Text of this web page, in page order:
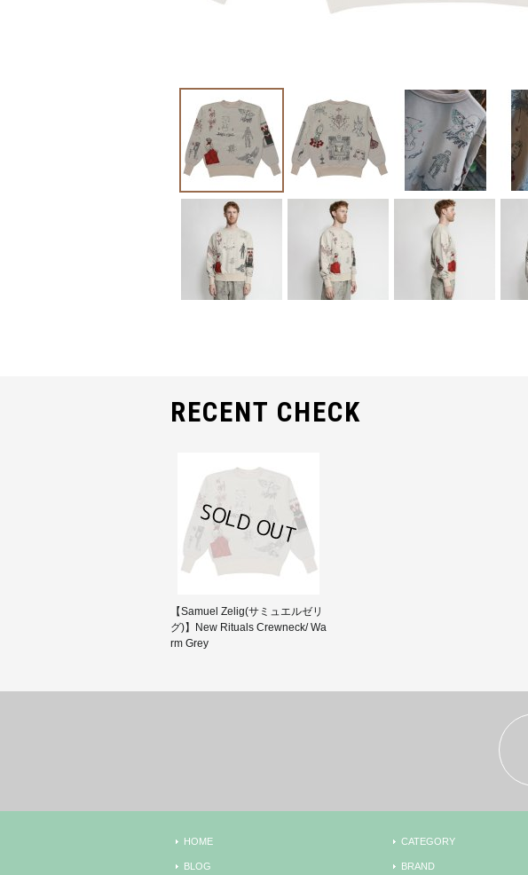
RECENT CHECK
【Samuel Zelig(サミュエルゼリ
グ)】New Rituals Crewneck/ Wa
rm Grey
HOME
BLOG
CATEGORY
BRAND